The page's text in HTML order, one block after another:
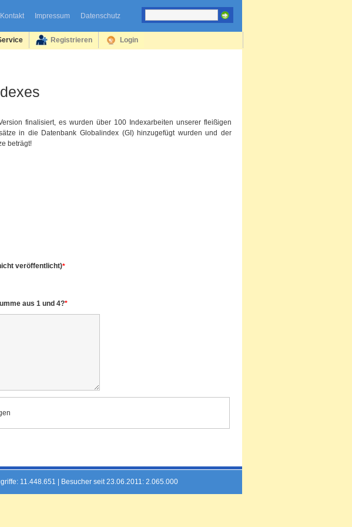
Kontakt Impressum Datenschutz
Registrieren Login
finalisiert, es wurden über 100 Indexarbeiten unserer fleißigen
in die Datenbank Globalindex (GI) hinzugefügt wurden und der
beträgt!
veröffentlicht)*
aus 1 und 4?*
11.448.651 | Besucher seit 23.06.2011: 2.065.000